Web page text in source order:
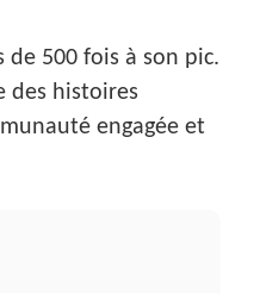
500 fois à son pic.
des histoires
engagée et